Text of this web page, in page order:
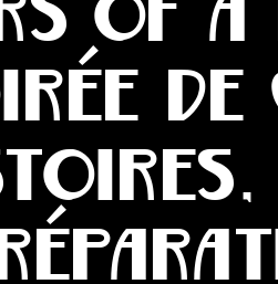
de